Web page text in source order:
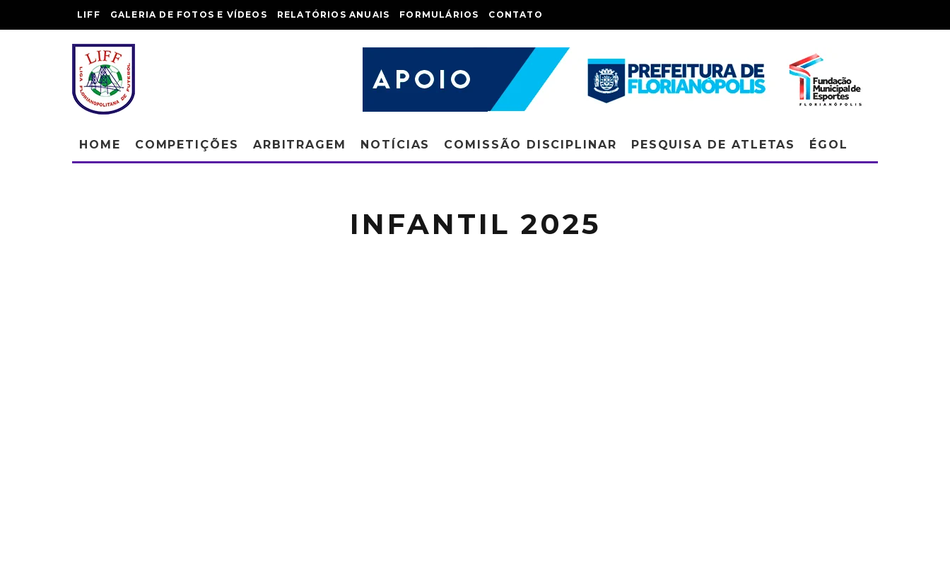
LIFF GALERIA DE FOTOS E VÍDEOS RELATÓRIOS ANUAIS FORMULÁRIOS CONTATO
HOME COMPETIÇÕES ARBITRAGEM NOTÍCIAS COMISSÃO DISCIPLINAR PESQUISA DE ATLETAS ÉGOL
INFANTIL 2025